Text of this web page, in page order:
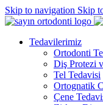
Skip to navigation Skip
Tedavilerimiz
Ortodonti
Diş Protezi
Tel Tedavisi
Ortognatik
Çene